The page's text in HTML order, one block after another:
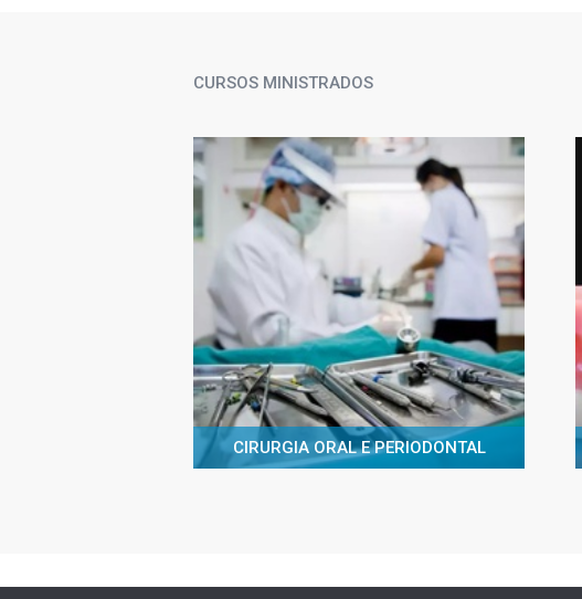
CURSOS MINISTRADOS
CIRURGIA ORAL E PERIODONTAL